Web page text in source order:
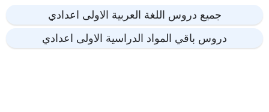
جميع دروس اللغة العربية الاولى اعدادي
دروس باقي المواد الدراسية الاولى اعدادي